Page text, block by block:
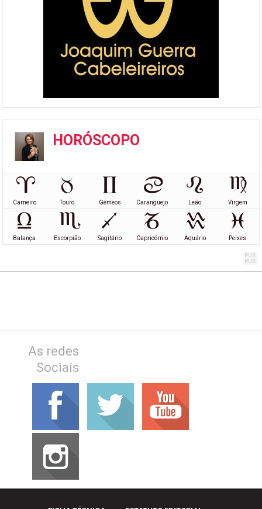
HORÓSCOPO
Carneiro Touro Gémeos Caranguejo Leão Virgem
Balança Escorpião Sagitário Capricórnio Aquário Peixes
As redes
Sociais